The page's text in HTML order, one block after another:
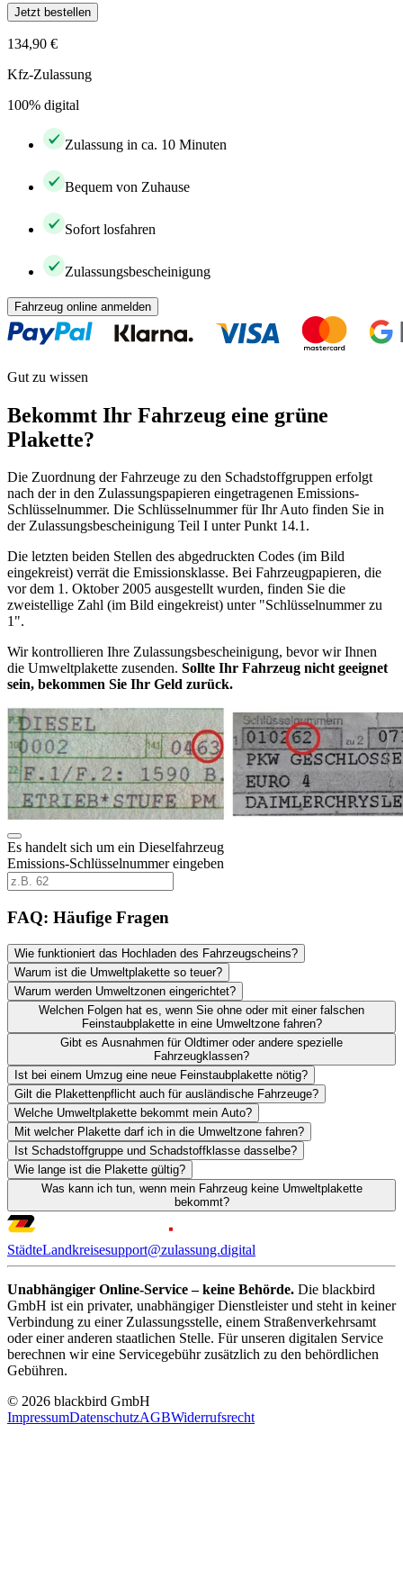
Jetzt bestellen
134,90 €
Kfz-Zulassung
100% digital
Zulassung in ca. 10 Minuten
Bequem von Zuhause
Sofort losfahren
Zulassungsbescheinigung
Fahrzeug online anmelden
Gut zu wissen
Bekommt Ihr Fahrzeug eine grüne
Plakette?
Die Zuordnung der Fahrzeuge zu den Schadstoffgruppen erfolgt
nach der in den Zulassungspapieren eingetragenen Emissions-
Schlüsselnummer. Die Schlüsselnummer für Ihr Auto finden Sie in
der Zulassungsbescheinigung Teil I unter Punkt 14.1.
Die letzten beiden Stellen des abgedruckten Codes (im Bild
eingekreist) verrät die Emissionsklasse. Bei Fahrzeugpapieren, die
vor dem 1. Oktober 2005 ausgestellt wurden, finden Sie die
zweistellige Zahl (im Bild eingekreist) unter "Schlüsselnummer zu
1".
Wir kontrollieren Ihre Zulassungsbescheinigung, bevor wir Ihnen
die Umweltplakette zusenden. Sollte Ihr Fahrzeug nicht geeignet
sein, bekommen Sie Ihr Geld zurück.
Es handelt sich um ein Dieselfahrzeug
Emissions-Schlüsselnummer eingeben
FAQ: Häufige Fragen
Wie funktioniert das Hochladen des Fahrzeugscheins?
Warum ist die Umweltplakette so teuer?
Warum werden Umweltzonen eingerichtet?
Welchen Folgen hat es, wenn Sie ohne oder mit einer falschen
Feinstaubplakette in eine Umweltzone fahren?
Gibt es Ausnahmen für Oldtimer oder andere spezielle
Fahrzeugklassen?
Ist bei einem Umzug eine neue Feinstaubplakette nötig?
Gilt die Plakettenpflicht auch für ausländische Fahrzeuge?
Welche Umweltplakette bekommt mein Auto?
Mit welcher Plakette darf ich in die Umweltzone fahren?
Ist Schadstoffgruppe und Schadstoffklasse dasselbe?
Wie lange ist die Plakette gültig?
Was kann ich tun, wenn mein Fahrzeug keine Umweltplakette
bekommt?
StädteLandkreisesupport@zulassung.digital
Unabhängiger Online-Service – keine Behörde. Die blackbird
GmbH ist ein privater, unabhängiger Dienstleister und steht in keiner
Verbindung zu einer Zulassungsstelle, einem Straßenverkehrsamt
oder einer anderen staatlichen Stelle. Für unseren digitalen Service
berechnen wir eine Servicegebühr zusätzlich zu den behördlichen
Gebühren.
© 2026 blackbird GmbH
ImpressumDatenschutzAGBWiderrufsrecht